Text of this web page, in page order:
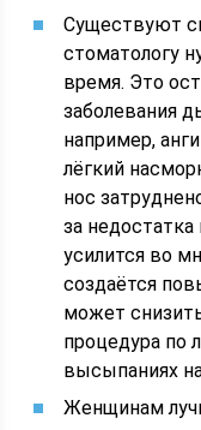
Существуют
стоматологу
время. Это
заболевания
например,
лёгкий
нос
за
усилится во
создаётся
может
процедура по
высыпаниях
Женщинам